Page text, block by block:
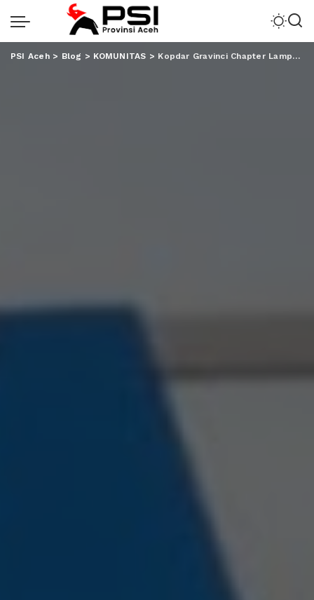
PSI Aceh> Blog > KOMUNITAS > Kopdar Gravinci Chapter Lampung, Gali Ide Kegiatan